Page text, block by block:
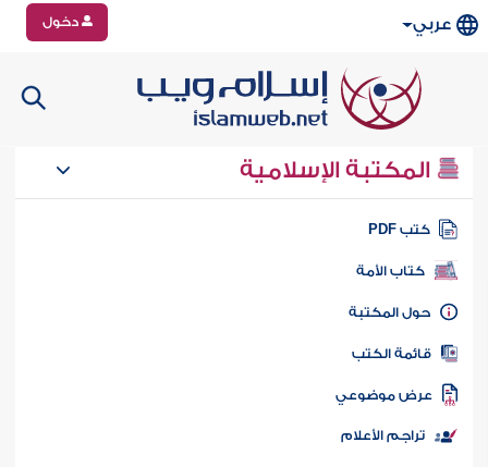
عربي دخول
المكتبة الإسلامية
كتب PDF
كتاب الأمة
المكتبة
الكتب
موضوعي